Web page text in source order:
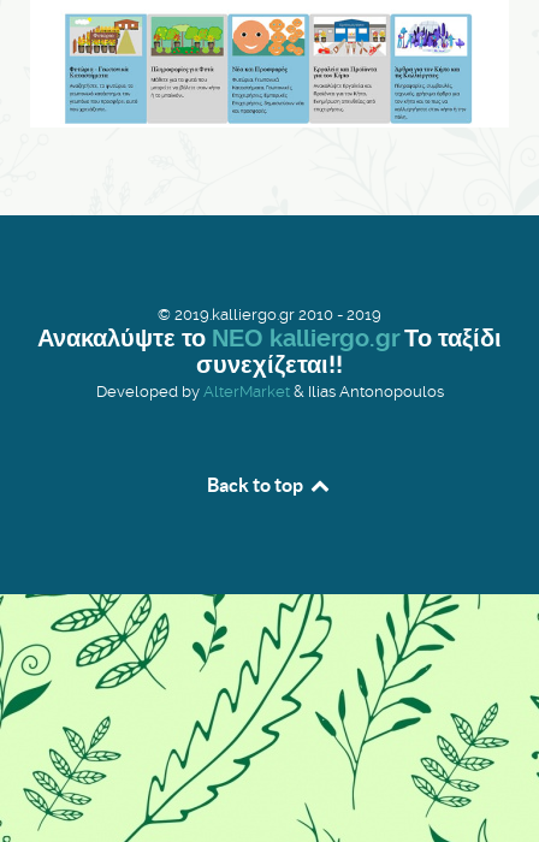
© 2019.kalliergo.gr 2010 - 2019
Ανακαλύψτε το ΝΕΟ kalliergo.grΤο ταξίδι
συνεχίζεται!!
Developed by AlterMarket& Ilias Antonopoulos
Back to top